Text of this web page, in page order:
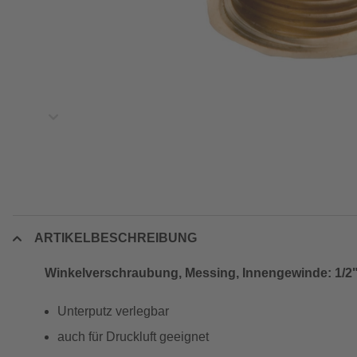
ARTIKELBESCHREIBUNG
Winkelverschraubung, Messing, Innengewinde: 1/
Unterputz verlegbar
auch für Druckluft geeignet